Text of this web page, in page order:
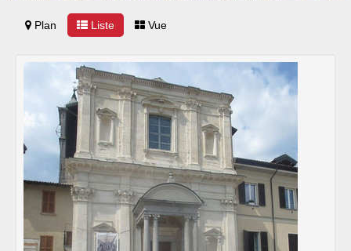
MUSÉES
EVÉNEMENTS
ACCUEIL
BÉNÉVOLES
CONTACTS
Plan Liste Vue
Notification lors de la collecte
Vos choix en matière de